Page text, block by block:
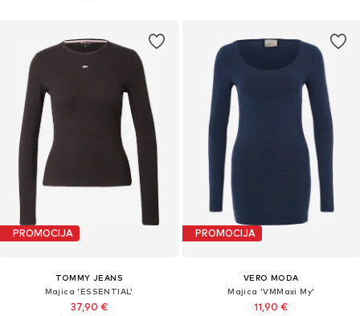
PROMOCIJA
TOMMY JEANS
Majica 'ESSENTIAL'
37,90 €
PROMOCIJA
VERO MODA
Majica 'VMMaxi My'
11,90 €